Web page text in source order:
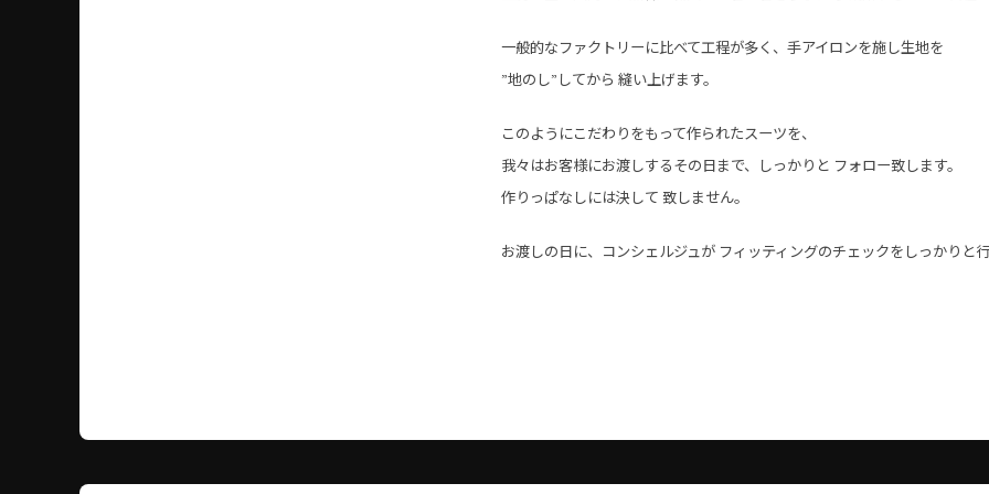
一般的なファクトリーに比べて工程が多く、 手アイロンを施し生地を
”地のし” してから 縫い上げます。
このようにこだわりをもって作られたスーツを、
我々はお客様にお渡しするその日まで、 しっかりと フォロー致します。
作りっぱなしには決して 致しません。
お渡しの日に、コンシェルジュが フィッティングのチェックをしっかりと行